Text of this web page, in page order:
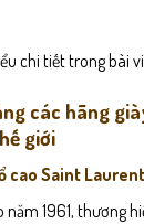
chi tiết trong bài
các hãng
giới
cao Saint Laurent
1961, thương